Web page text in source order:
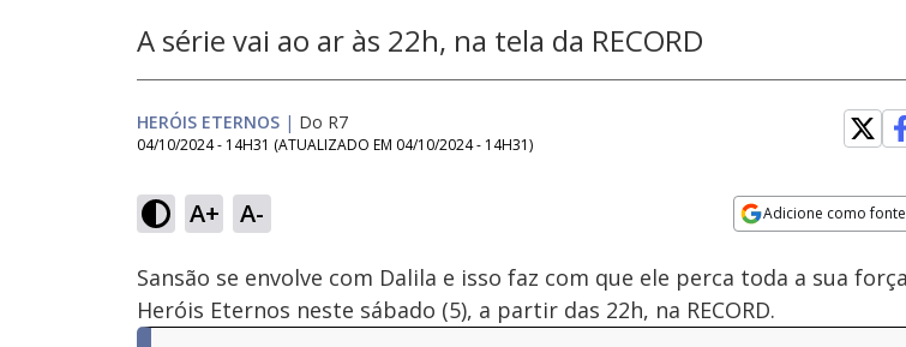
A série vai ao ar às 22h, na tela da RECORD
HERÓIS ETERNOS | Do R7
04/10/2024 - 14H31 (ATUALIZADO EM 04/10/2024 - 14H31)
A+ A- Adicione como
Ativar
Som
Velocidade
Sansão se envolve com Dalila e isso faz com que ele perca toda a sua
Heróis Eternos neste sábado (5), a partir das 22h, na RECORD.